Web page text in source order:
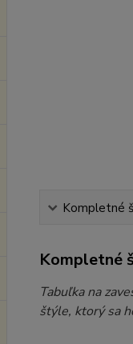
Kompletné
Kompletné
Tabuľka na
štýle, ktorý sa